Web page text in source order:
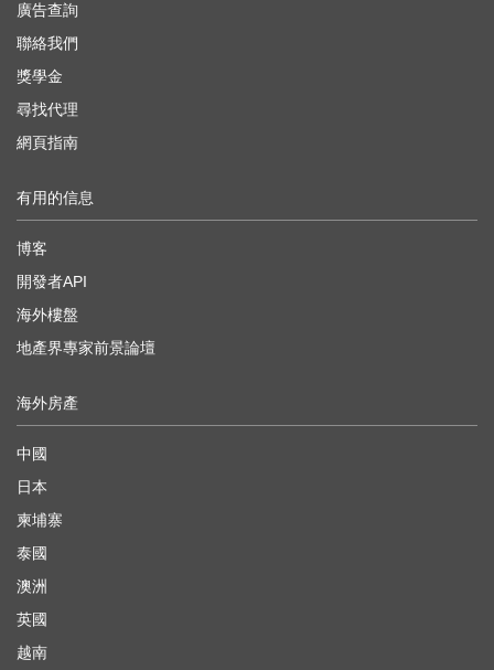
廣告查詢
聯絡我們
獎學金
尋找代理
網頁指南
有用的信息
博客
開發者API
海外樓盤
地產界專家前景論壇
海外房產
中國
日本
柬埔寨
泰國
澳洲
英國
越南